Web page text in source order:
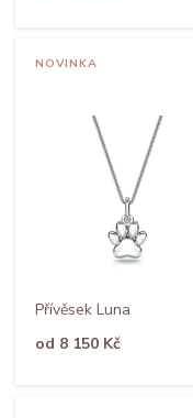
NOVINKA
Přívěsek Luna
od 8 150 Kč